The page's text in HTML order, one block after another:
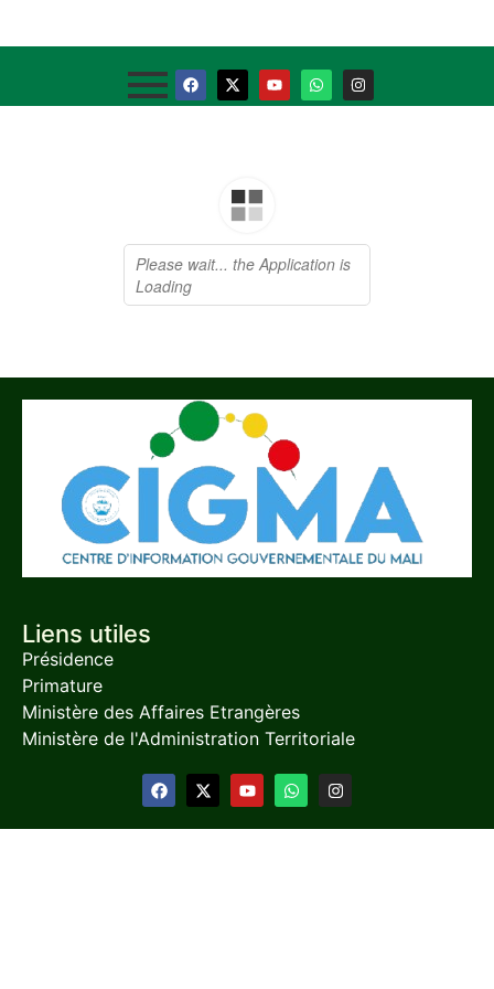
Liens utiles
Présidence
Primature
Ministère des Affaires Etrangères
Ministère de l'Administration Territoriale